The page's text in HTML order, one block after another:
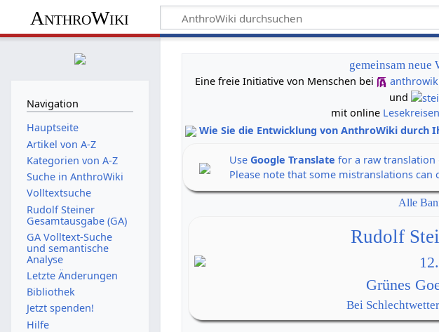
AnthroWiki
gemeinsam neue
Eine freie Initiative von Menschen bei
und
mit online Lesekreisen
Wie Sie die Entwicklung von AnthroWiki
UseGoogle Translate for a raw translation
Please note that some mistranslations
Alle
Rudolf
Grünes
Bei
Navigation
Hauptseite
Artikel von A-Z
Kategorien von A-Z
Suche in AnthroWiki
Volltextsuche
Rudolf Steiner
Gesamtausgabe (GA)
GA Volltext-Suche
und semantische
Analyse
Letzte Änderungen
Bibliothek
Jetzt spenden!
Hilfe